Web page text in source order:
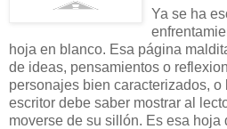
Ya se ha
hoja en blanco. Esa página
de ideas, pensamientos o
personajes bien caracterizados, o
escritor debe saber mostrar al
moverse de su sillón. Es esa hoja